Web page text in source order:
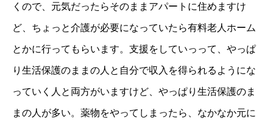
くので、元気だったらそのままアパートに住めますけ
ど、ちょっと介護が必要になっていたら有料老人ホーム
とかに行ってもらいます。支援をしていっって、やっぱ
り生活保護のままの人と自分で収入を得られるようにな
っていく人と両方がいますけど、やっぱり生活保護のま
まの人が多い。薬物をやってしまったら、なかなか元に